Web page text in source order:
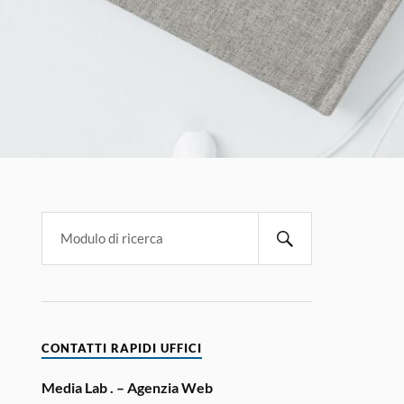
CONTATTI RAPIDI UFFICI
Media Lab . – Agenzia Web